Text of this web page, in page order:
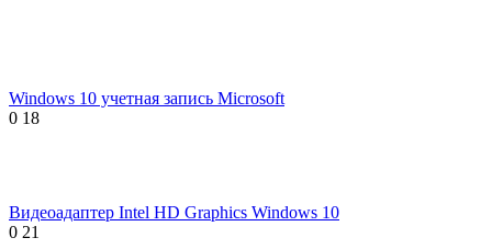
Windows 10 учетная запись Microsoft
0 18
Видеоадаптер Intel HD Graphics Windows 10
0 21